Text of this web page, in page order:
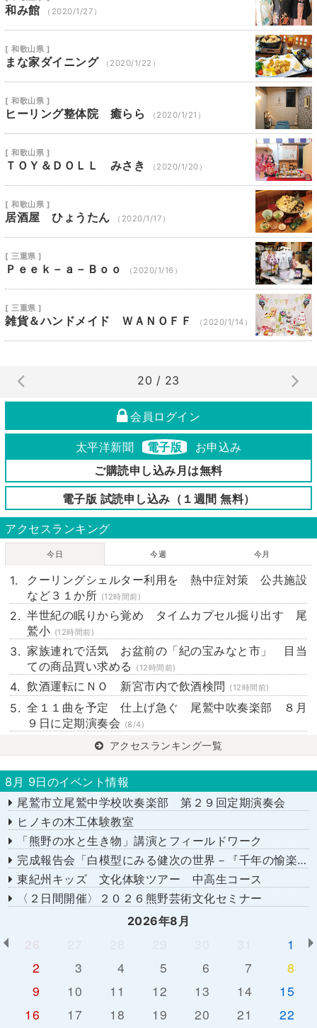
和み館 （2020/1/27）
[ 和歌山県 ]
まな家ダイニング （2020/1/22）
[ 和歌山県 ]
ヒーリング整体院 癒らら （2020/1/21）
[ 和歌山県 ]
ＴＯＹ＆ＤＯＬＬ みさき （2020/1/20）
[ 和歌山県 ]
居酒屋 ひょうたん （2020/1/17）
[ 三重県 ]
Ｐｅｅｋ－ａ－Ｂｏｏ （2020/1/16）
[ 三重県 ]
雑貨＆ハンドメイド ＷＡＮＯＦＦ （2020/1/14）
20 / 23
会員ログイン
太平洋新聞 電子版
お申込み
ご購読申し込み月は無料
電子版 試読申し込み（１週間 無料）
アクセスランキング
今日 今週 今月
クーリングシェルター利用を 熱中症対策 公共施設
など３１か所 (12時間前)
半世紀の眠りから覚め タイムカプセル掘り出す 尾
鷲小 (12時間前)
家族連れで活気 お盆前の「紀の宝みなと市」 目当
ての商品買い求める
(12時間前)
飲酒運転にＮＯ 新宮市内で飲酒検問 (12時間前)
全１１曲を予定 仕上げ急ぐ 尾鷲中吹奏楽部 ８月
９日に定期演奏会 (8/4)
アクセスランキング一覧
8月 9日のイベント情報
尾鷲市立尾鷲中学校吹奏楽部 第２９回定期演奏会
ヒノキの木工体験教室
「熊野の水と生き物」講演とフィールドワーク
完成報告会「白模型にみる健次の世界－『千年の愉楽』『奇蹟』より－」
東紀州キッズ 文化体験ツアー 中高生コース
〈２日間開催〉２０２６熊野芸術文化セミナー
2026年8月
26
1
2
3 4 5 6 7
8
9
10 11 12 13 14
15
16
17 18 19 20 21
22